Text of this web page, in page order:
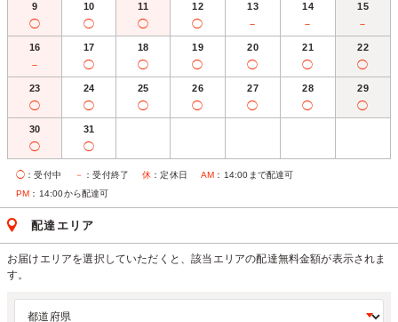
9
◯
10
◯
11
◯
12
◯
13
－
14
－
15
－
16
－
17
◯
18
◯
19
◯
20
◯
21
◯
22
◯
23
◯
24
◯
25
◯
26
◯
27
◯
28
◯
29
◯
30
◯
31
◯
◯ ：受付中 － ：受付終了 休 ：定休日 AM ：14:00まで配達可
PM ：14:00から配達可
配達エリア
お届けエリアを選択していただくと、該当エリアの配達無料金額が表示されま
す。